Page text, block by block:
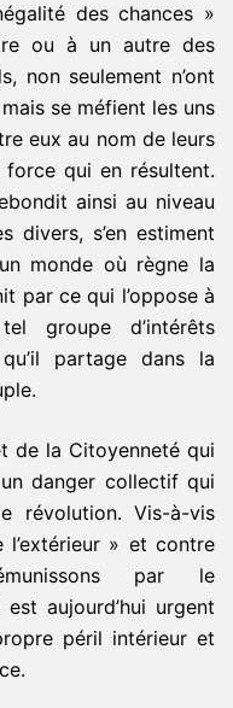
des chances »
ou à un autre des
non seulement n’ont
se méfient les uns
eux au nom de leurs
qui en résultent.
ainsi au niveau
divers, s’en estiment
monde où règne la
par ce qui l’oppose à
groupe d’intérêts
partage dans la
de la Citoyenneté qui
danger collectif qui
révolution. Vis-à-vis
l’extérieur » et contre
par le
aujourd’hui urgent
péril intérieur et